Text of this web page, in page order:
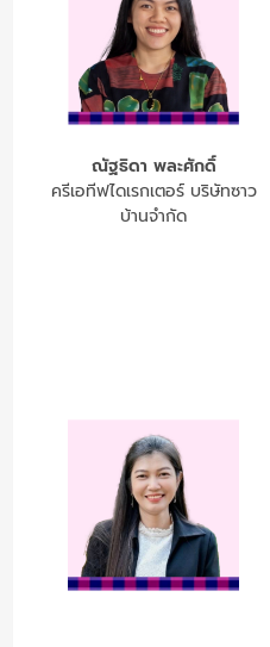
ณัฐธิดา พละศักดิ์
ครีเอทีฟไดเรกเตอร์ บริษัทซาว
บ้านจำกัด